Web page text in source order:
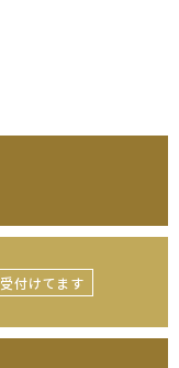
付けてます